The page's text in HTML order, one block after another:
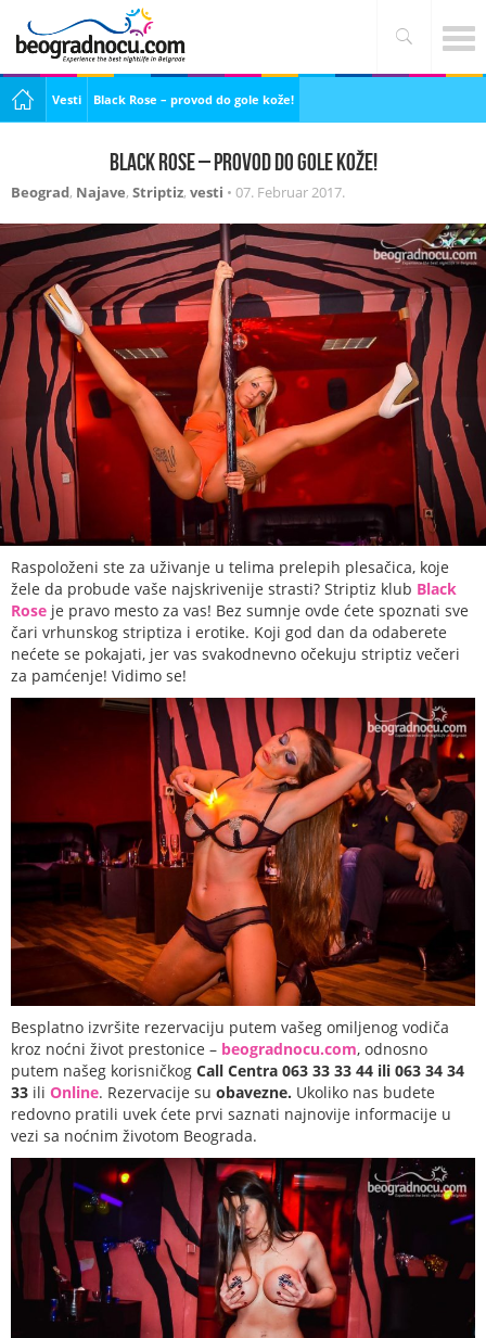
Vesti Black Rose – provod do gole kože!
Black Rose – provod do gole kože!
Beograd, Najave, Striptiz, vesti • 07. Februar 2017.
Raspoloženi ste za uživanje u telima prelepih plesačica, koje
žele da probude vaše najskrivenije strasti? Striptiz klub Black
Rose je pravo mesto za vas! Bez sumnje ovde ćete spoznati sve
čari vrhunskog striptiza i erotike. Koji god dan da odaberete
nećete se pokajati, jer vas svakodnevno očekuju striptiz večeri
za pamćenje! Vidimo se!
Besplatno izvršite rezervaciju putem vašeg omiljenog vodiča
kroz noćni život prestonice – beogradnocu.com, odnosno
putem našeg korisničkog Call Centra 063 33 33 44 ili 063 34 34
33 ili Online. Rezervacije su obavezne. Ukoliko nas budete
redovno pratili uvek ćete prvi saznati najnovije informacije u
vezi sa noćnim životom Beograda.